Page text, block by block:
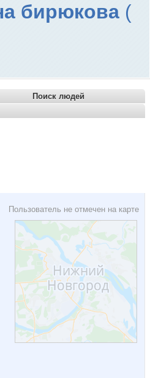
бирюкова (
Поиск людей
Пользователь не отмечен на карте